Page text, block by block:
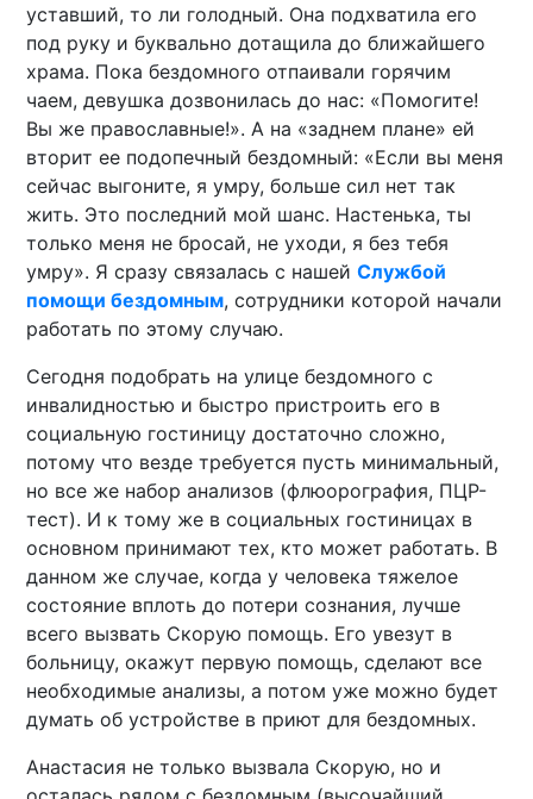
уставший, то ли голодный. Она подхватила его
под руку и буквально дотащила до ближайшего
храма. Пока бездомного отпаивали горячим
чаем, девушка дозвонилась до нас: «Помогите!
Вы же православные!». А на «заднем плане» ей
вторит ее подопечный бездомный: «Если вы меня
сейчас выгоните, я умру, больше сил нет так
жить. Это последний мой шанс. Настенька, ты
только меня не бросай, не уходи, я без тебя
умру». Я сразу связалась с нашейСлужбой
помощи бездомным, сотрудники которой начали
работать по этому случаю.
Сегодня подобрать на улице бездомного с
инвалидностью и быстро пристроить его в
социальную гостиницу достаточно сложно,
потому что везде требуется пусть минимальный,
но все же набор анализов (флюорография, ПЦР-
тест). И к тому же в социальных гостиницах в
основном принимают тех, кто может работать. В
данном же случае, когда у человека тяжелое
состояние вплоть до потери сознания, лучше
всего вызвать Скорую помощь. Его увезут в
больницу, окажут первую помощь, сделают все
необходимые анализы, а потом уже можно будет
думать об устройстве в приют для бездомных.
Анастасия не только вызвала Скорую, но и